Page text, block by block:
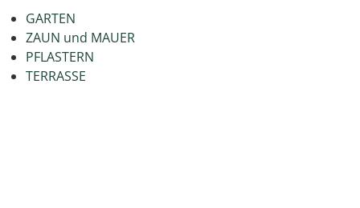
GARTEN
ZAUN und MAUER
PFLASTERN
TERRASSE